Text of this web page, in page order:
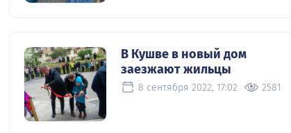
В Кушве в новый дом
заезжают жильцы
8 сентября 2022, 17:02 2581